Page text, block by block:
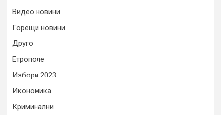
Видео новини
Горещи новини
Друго
Етрополе
Избори 2023
Икономика
Криминални